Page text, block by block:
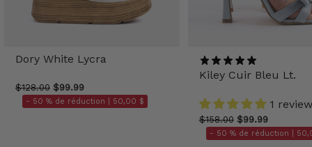
Dory White Lycra
$128.00 $99.99
- 50 % de réduction | 50,00 $
Kiley Cuir Bleu Lt.
1 review
$158.00 $99.99
- 50 % de réduction |